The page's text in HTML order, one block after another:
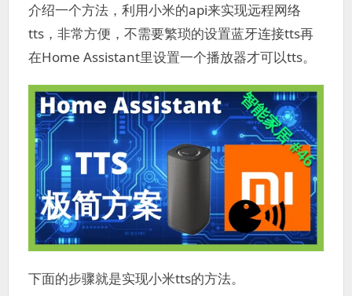
介绍一个方法，利用小米的api来实现远程网络
tts，非常方便，不需要繁琐的设置蓝牙连接tts再
在Home Assistant里设置一个播放器才可以tts。
下面的步骤就是实现小米tts的方法。